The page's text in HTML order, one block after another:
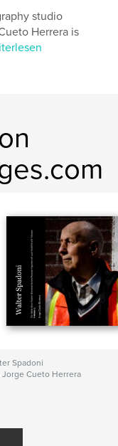
studio
Herrera is
Spadoni
Jorge Cueto Herrera